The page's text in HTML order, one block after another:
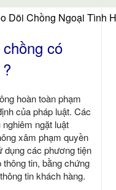
Dõi Chồng Ngoại Tình
có
hoàn toàn phạm
của pháp luật. Các
ngặt luật
xâm phạm quyền
dụng các phương tiện
tin, bằng chứng
tin khách hàng.